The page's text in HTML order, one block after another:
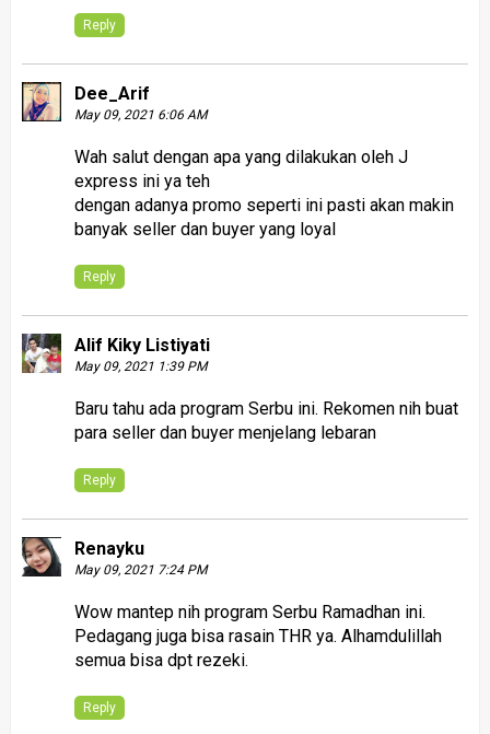
Reply
Dee_Arif
May 09, 2021 6:06 AM
Wah salut dengan apa yang dilakukan oleh J
express ini ya teh
dengan adanya promo seperti ini pasti akan makin
banyak seller dan buyer yang loyal
Reply
Alif Kiky Listiyati
May 09, 2021 1:39 PM
Baru tahu ada program Serbu ini. Rekomen nih buat
para seller dan buyer menjelang lebaran
Reply
Renayku
May 09, 2021 7:24 PM
Wow mantep nih program Serbu Ramadhan ini.
Pedagang juga bisa rasain THR ya. Alhamdulillah
semua bisa dpt rezeki.
Reply